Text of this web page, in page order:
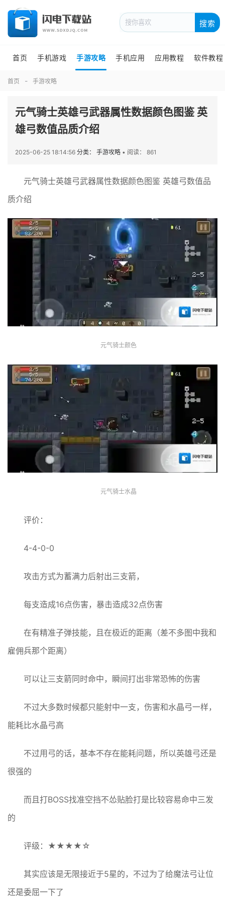
搜索
首页 手机游戏 手游攻略 手机应用 应用教程 软件教程
首页 手游攻略
元气骑士英雄弓武器属性数据颜色图鉴 英
雄弓数值品质介绍
2025-06-25 18:14:56 分类： 手游攻略 • 阅读： 861
元气骑士英雄弓武器属性数据颜色图鉴 英雄弓数值品
质介绍
元气骑士颜色
元气骑士水晶
评价：
4-4-0-0
攻击方式为蓄满力后射出三支箭，
每支造成16点伤害，暴击造成32点伤害
在有精准子弹技能，且在极近的距离（差不多图中我和
雇佣兵那个距离）
可以让三支箭同时命中，瞬间打出非常恐怖的伤害
不过大多数时候都只能射中一支，伤害和水晶弓一样，
能耗比水晶弓高
不过用弓的话，基本不存在能耗问题，所以英雄弓还是
很强的
而且打BOSS找准空挡不怂贴脸打是比较容易命中三发
的
评级：★★★★☆
其实应该是无限接近于5星的，不过为了给魔法弓让位
还是委屈一下了